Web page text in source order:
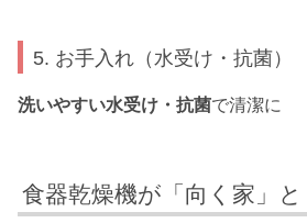
5. お手入れ（水受け・抗菌）
洗いやすい水受け・抗菌で清潔に
食器乾燥機が「向く家」と